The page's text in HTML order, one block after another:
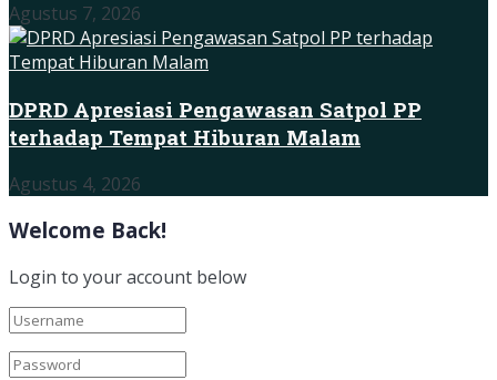
Agustus 7, 2026
DPRD Apresiasi Pengawasan Satpol PP
terhadap Tempat Hiburan Malam
Agustus 4, 2026
Welcome Back!
Login to your account below